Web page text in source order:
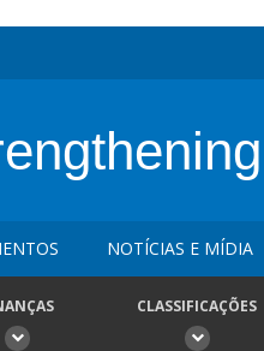
NOTÍCIAS E MÍDIA
CLASSIFICAÇÕES